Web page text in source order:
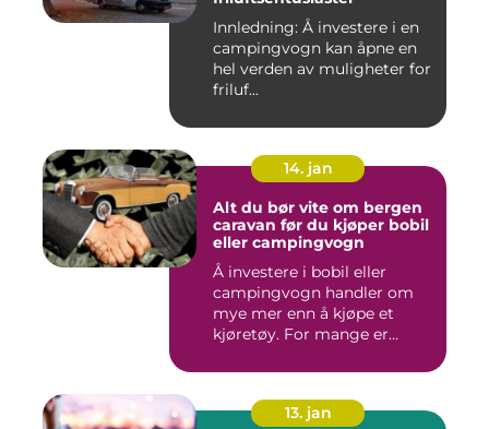
Innledning: Å investere i en
campingvogn kan åpne en
hel verden av muligheter for
friluf...
14. jan
Alt du bør vite om bergen
caravan før du kjøper bobil
eller campingvogn
Å investere i bobil eller
campingvogn handler om
mye mer enn å kjøpe et
kjøretøy. For mange er
13. jan